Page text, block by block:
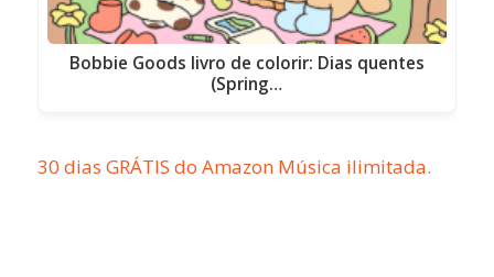
Bobbie Goods livro de colorir: Dias quentes
(Spring…
30 dias GRÁTIS do Amazon Música ilimitada.